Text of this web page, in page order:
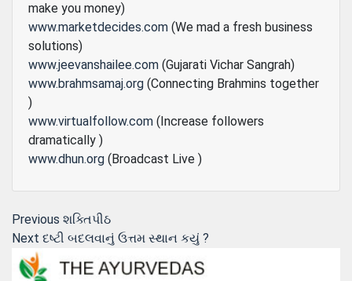
make you money)
www.marketdecides.com (We mad a fresh business
solutions)
www.jeevanshailee.com (Gujarati Vichar Sangrah)
www.brahmsamaj.org (Connecting Brahmins together
)
www.virtualfollow.com (Increase followers
dramatically )
www.dhun.org (Broadcast Live )
Post
navigation
Previous Previous
post:
શક્તિપીઠ
Next Next
દષ્ટી બદલવાનું ઉત્તમ સ્થાન કયું ?